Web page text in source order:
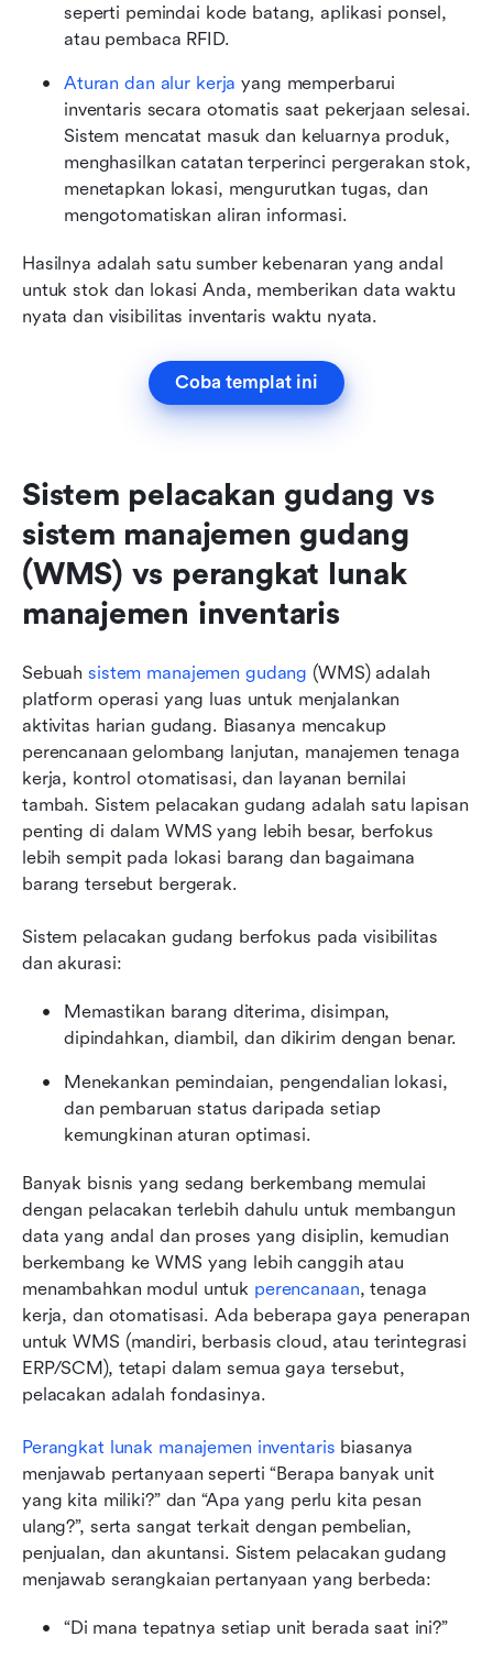
seperti pemindai kode batang, aplikasi ponsel,
atau pembaca RFID.
Aturan dan alur kerja yang memperbarui
inventaris secara otomatis saat pekerjaan selesai.
Sistem mencatat masuk dan keluarnya produk,
menghasilkan catatan terperinci pergerakan stok,
menetapkan lokasi, mengurutkan tugas, dan
mengotomatiskan aliran informasi.
Hasilnya adalah satu sumber kebenaran yang andal
untuk stok dan lokasi Anda, memberikan data waktu
nyata dan visibilitas inventaris waktu nyata.
Coba templat ini
Sistem pelacakan gudang vs
sistem manajemen gudang
(WMS) vs perangkat lunak
manajemen inventaris
Sebuah sistem manajemen gudang (WMS) adalah
platform operasi yang luas untuk menjalankan
aktivitas harian gudang. Biasanya mencakup
perencanaan gelombang lanjutan, manajemen tenaga
kerja, kontrol otomatisasi, dan layanan bernilai
tambah. Sistem pelacakan gudang adalah satu lapisan
penting di dalam WMS yang lebih besar, berfokus
lebih sempit pada lokasi barang dan bagaimana
barang tersebut bergerak.
Sistem pelacakan gudang berfokus pada visibilitas
dan akurasi:
Memastikan barang diterima, disimpan,
dipindahkan, diambil, dan dikirim dengan benar.
Menekankan pemindaian, pengendalian lokasi,
dan pembaruan status daripada setiap
kemungkinan aturan optimasi.
Banyak bisnis yang sedang berkembang memulai
dengan pelacakan terlebih dahulu untuk membangun
data yang andal dan proses yang disiplin, kemudian
berkembang ke WMS yang lebih canggih atau
menambahkan modul untuk perencanaan, tenaga
kerja, dan otomatisasi. Ada beberapa gaya penerapan
untuk WMS (mandiri, berbasis cloud, atau terintegrasi
ERP/SCM), tetapi dalam semua gaya tersebut,
pelacakan adalah fondasinya.
Perangkat lunak manajemen inventaris biasanya
menjawab pertanyaan seperti “Berapa banyak unit
yang kita miliki?” dan “Apa yang perlu kita pesan
ulang?”, serta sangat terkait dengan pembelian,
penjualan, dan akuntansi. Sistem pelacakan gudang
menjawab serangkaian pertanyaan yang berbeda:
“Di mana tepatnya setiap unit berada saat ini?”